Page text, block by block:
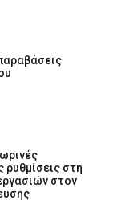
στη
στον